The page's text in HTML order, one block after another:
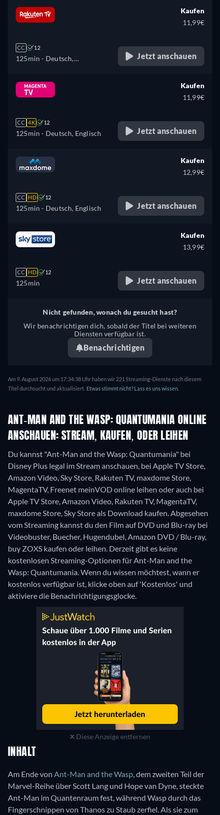
Italienisch, Polnisch
CC 12
125min - Deutsch,
Spanisch, Französisch,
Ungarisch, Italienisch,
Kaufen
11,99€
Jetzt anschauen
CC 4K 12
125min - Deutsch, Englisch
Kaufen
11,99€
Jetzt anschauen
CC HD 12
125min - Deutsch, Englisch
Kaufen
12,99€
Jetzt anschauen
CC HD 12
125min
Kaufen
13,99€
Jetzt anschauen
Nicht gefunden, wonach du gesucht hast?
Wir benachrichtigen dich, sobald der Titel bei weiteren
Diensten verfügbar ist.
Benachrichtigen
Am 9. August 2026 um 17:34:38 Uhr haben wir 221 Streaming-Dienste nach diesem
Titel durchsucht und aktualisiert. Etwas stimmt nicht? Lass es uns wissen.
ANT-MAN AND THE WASP: QUANTUMANIA ONLINE
ANSCHAUEN: STREAM, KAUFEN, ODER LEIHEN
Du kannst "Ant-Man and the Wasp: Quantumania" bei
Disney Plus legal im Stream anschauen, bei Apple TV Store,
Amazon Video, Sky Store, Rakuten TV, maxdome Store,
MagentaTV, Freenet meinVOD online leihen oder auch bei
Apple TV Store, Amazon Video, Rakuten TV, MagentaTV,
maxdome Store, Sky Store als Download kaufen.Abgesehen
vom Streaming kannst du den Film auf DVD und Blu-ray bei
Videobuster, Buecher, Hugendubel, Amazon DVD / Blu-ray,
buy ZOXS kaufen oder leihen. Derzeit gibt es keine
kostenlosen Streaming-Optionen für Ant-Man and the
Wasp: Quantumania. Wenn du wissen möchtest, wann er
kostenlos verfügbar ist, klicke oben auf 'Kostenlos' und
aktiviere die Benachrichtigungsglocke.
Diese Anzeige entfernen
INHALT
Am Ende von Ant-Man and the Wasp, dem zweiten Teil der
Marvel-Reihe über Scott Lang und Hope van Dyne, steckte
Ant-Man im Quantenraum fest, während Wasp durch das
Fingerschnippen von Thanos zu Staub zerfiel. Als sie zum